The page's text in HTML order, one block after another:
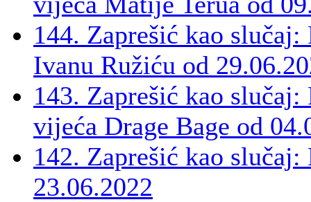
144. Zaprešić kao
Ivanu Ružiću od
143. Zaprešić kao
vijeća Drage Bage od
142. Zaprešić kao
23.06.2022